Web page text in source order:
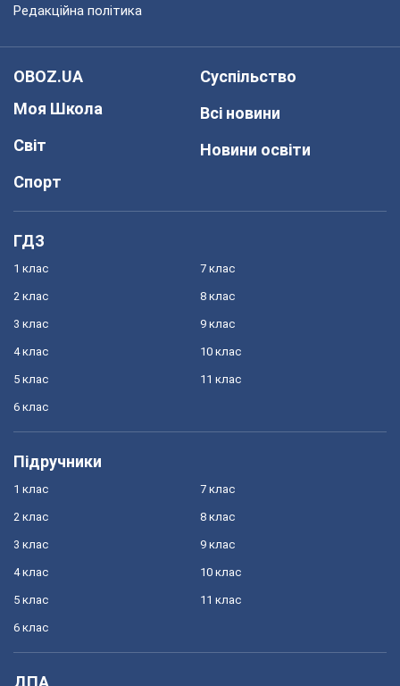
Редакційна політика
OBOZ.UA
Моя Школа
Світ
Спорт
Суспільство
Всі новини
Новини освіти
ГДЗ
1 клас
2 клас
3 клас
4 клас
5 клас
6 клас
7 клас
8 клас
9 клас
10 клас
11 клас
Підручники
1 клас
2 клас
3 клас
4 клас
5 клас
6 клас
7 клас
8 клас
9 клас
10 клас
11 клас
ДПА